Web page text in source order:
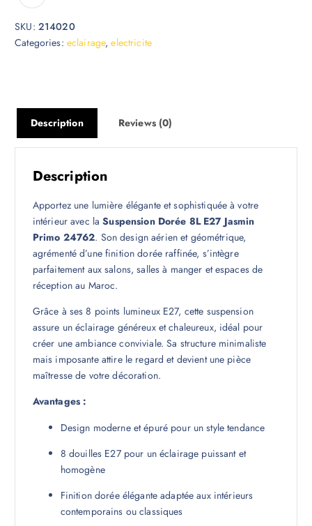
SKU: 214020
Categories: eclairage,electricite
Description Reviews (0)
Description
Apportez une lumière élégante et sophistiquée à votre
intérieur avec laSuspension Dorée 8L E27 Jasmin
Primo 24762. Son design aérien et géométrique,
agrémenté d’une finition dorée raffinée, s’intègre
parfaitement aux salons, salles à manger et espaces de
réception au Maroc.
Grâce à ses 8 points lumineux E27, cette suspension
assure un éclairage généreux et chaleureux, idéal pour
créer une ambiance conviviale. Sa structure minimaliste
mais imposante attire le regard et devient une pièce
maîtresse de votre décoration.
Avantages :
Design moderne et épuré pour un style tendance
8 douilles E27 pour un éclairage puissant et
homogène
Finition dorée élégante adaptée aux intérieurs
contemporains ou classiques